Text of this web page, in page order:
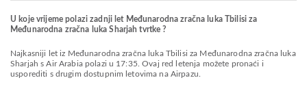
U koje vrijeme polazi zadnji let Međunarodna zračna luka Tbilisi za
Međunarodna zračna luka Sharjah tvrtke ?
Najkasniji let iz Međunarodna zračna luka Tbilisi za Međunarodna zračna luka
Sharjah s Air Arabia polazi u 17:35. Ovaj red letenja možete pronaći i
usporediti s drugim dostupnim letovima na Airpazu.